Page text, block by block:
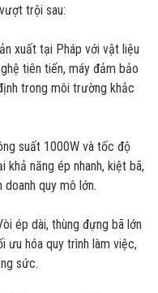
trội sau:
xuất tại Pháp với vật liệu
tiên tiến, máy đảm bảo
trong môi trường khắc
suất 1000W và tốc độ
khả năng ép nhanh, kiệt bã,
doanh quy mô lớn.
ép dài, thùng đựng bã lớn
ưu hóa quy trình làm việc,
sức.